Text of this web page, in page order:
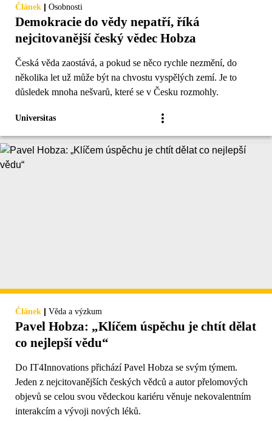
Článek | Osobnosti
Demokracie do vědy nepatří, říká
nejcitovanější český vědec Hobza
Česká věda zaostává, a pokud se něco rychle nezmění, do
několika let už může být na chvostu vyspělých zemí. Je to
důsledek mnoha nešvarů, které se v Česku rozmohly.
Universitas
Článek | Věda a výzkum
Pavel Hobza: „Klíčem úspěchu je chtít dělat
co nejlepší vědu“
Do IT4Innovations přichází Pavel Hobza se svým týmem.
Jeden z nejcitovanějších českých vědců a autor přelomových
objevů se celou svou vědeckou kariéru věnuje nekovalentním
interakcím a vývoji nových léků.